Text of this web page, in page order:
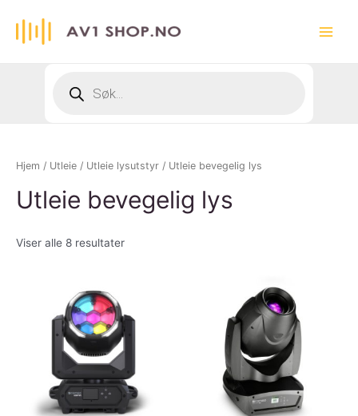
search
Hjem / Utleie / Utleie lysutstyr / Utleie bevegelig lys
Utleie bevegelig lys
Viser alle 8 resultater